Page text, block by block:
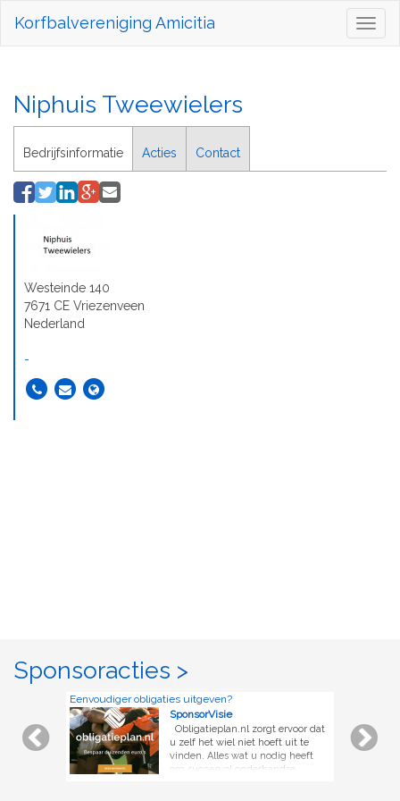
Korfbalvereniging Amicitia
Niphuis Tweewielers
Bedrijfsinformatie Acties Contact
Westeinde 140
7671 CE Vriezenveen
Nederland
-
Sponsoracties >
Eenvoudiger obligaties uitgeven?
SponsorVisie
Obligatieplan.nl zorgt ervoor dat
u zelf het wiel niet hoeft uit te
vinden. Alles wat u nodig heeft
om succesvol onderhandse